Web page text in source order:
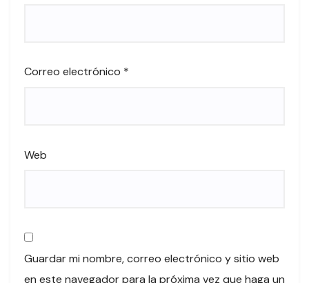
Correo electrónico *
Web
Guardar mi nombre, correo electrónico y sitio web
en este navegador para la próxima vez que haga un